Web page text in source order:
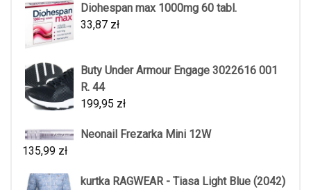
Diohespan max 1000mg 60 tabl.
33,87 zł
Buty Under Armour Engage 3022616 001
R. 44
199,95 zł
Neonail Frezarka Mini 12W
135,99 zł
kurtka RAGWEAR - Tiasa Light Blue (2042)